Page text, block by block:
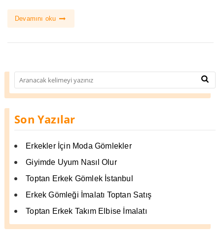
Devamını oku
Son Yazılar
Erkekler İçin Moda Gömlekler
Giyimde Uyum Nasıl Olur
Toptan Erkek Gömlek İstanbul
Erkek Gömleği İmalatı Toptan Satış
Toptan Erkek Takım Elbise İmalatı